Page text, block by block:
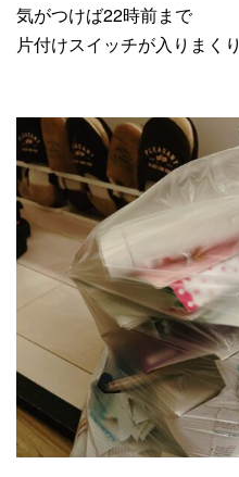
気がつけば22時前まで
片付けスイッチが入りまくり